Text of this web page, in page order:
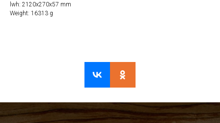
lwh: 2120x270x57 mm
Weight: 16313 g